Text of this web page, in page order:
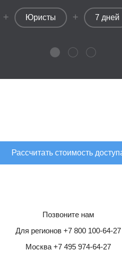
+ Юристы + 7 дней
Рассчитать стоимость
Позвоните нам
Для регионов +7 800 100-64-27
Москва +7 495 974-64-27